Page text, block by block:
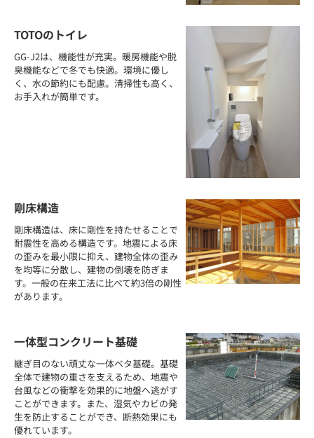
TOTOのトイレ
GG-J2は、機能性が充実。暖房機能や脱
臭機能などで冬でも快適。環境に優し
く、水の節約にも配慮。清掃性も高く、
お手入れが簡単です。
剛床構造
剛床構造は、床に剛性を持たせることで
耐震性を高める構造です。地震による床
の歪みを最小限に抑え、建物全体の歪み
を均等に分散し、建物の倒壊を防ぎま
す。一般の在来工法に比べて約3倍の剛性
があります。
一体型コンクリート基礎
継ぎ目のない頑丈な一体ベタ基礎。基礎
全体で建物の重さを支えるため、地震や
台風などの衝撃を効果的に地盤へ逃がす
ことができます。また、湿気やカビの発
生を防止することができ、断熱効果にも
優れています。